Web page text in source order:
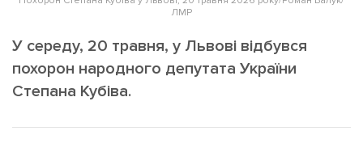
Лонгріди
[email protected] Реклама на сайті
ЛМР
У середу, 20 травня, у Львові відбувся
похорон народного депутата України
Степана Кубіва.